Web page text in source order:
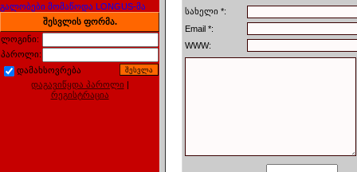
გალობები მომაწოდა LONGUS-მა
შესვლის ფორმა.
ლოგინი:
პაროლი:
დამახსოვრება
დაგავიწყდა პაროლი |
რეგისტრაცია
სახელი *:
Email *:
WWW: